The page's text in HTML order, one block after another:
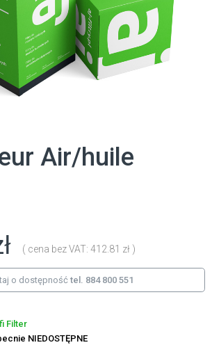
Air/huile
( cena bez VAT: 412.81 zł )
o dostępność tel. 884 800 551
Filter
NIEDOSTĘPNE